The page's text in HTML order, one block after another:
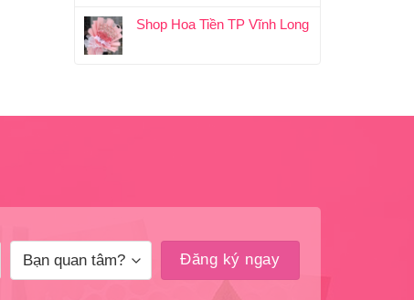
Shop Hoa Tiền TP Vĩnh Long